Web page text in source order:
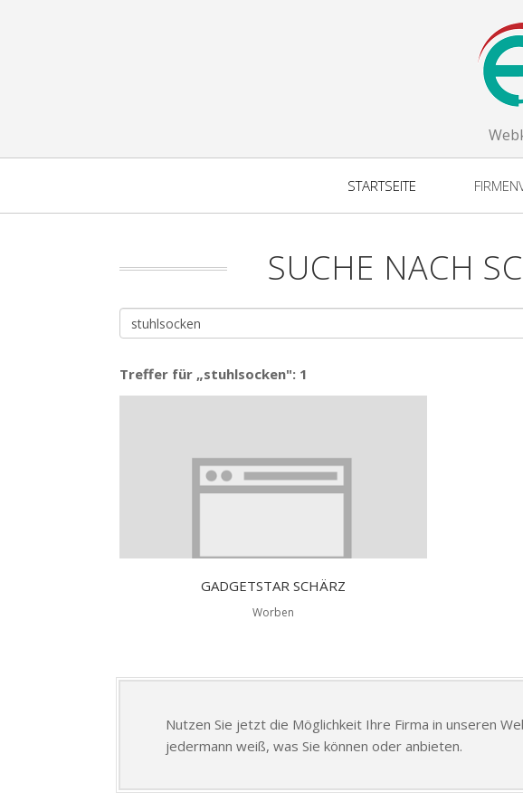
STARTSEITE
SUCHE NACH
Treffer für „stuhlsocken": 1
GADGETSTAR SCHÄRZ
Worben
Nutzen Sie jetzt die Möglichkeit Ihre Firma in unseren
jedermann weiß, was Sie können oder anbieten.